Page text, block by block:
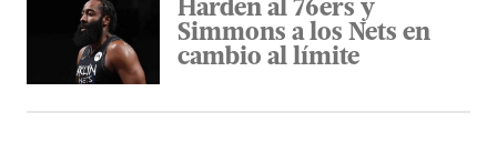
Harden al 76ers y
Simmons a los Nets en
cambio al límite